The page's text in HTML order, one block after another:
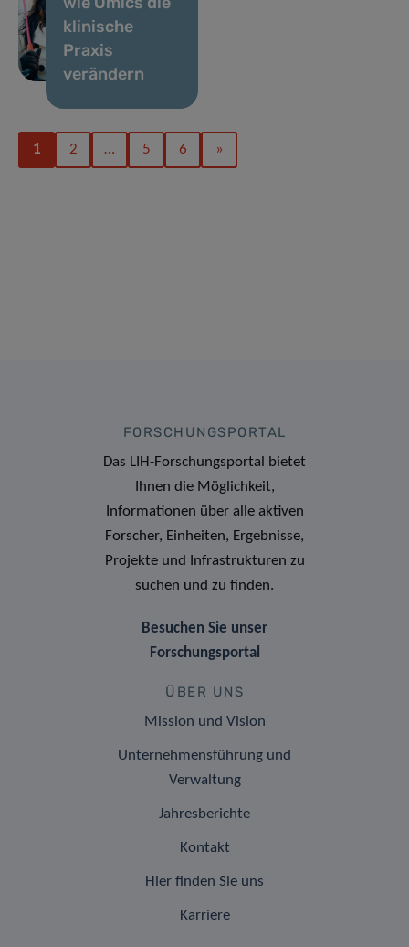
klinische
Praxis
verändern
1 2 … 5 6 »
FORSCHUNGSPORTAL
Das LIH-Forschungsportal bietet
Ihnen die Möglichkeit,
Informationen über alle aktiven
Forscher, Einheiten, Ergebnisse,
Projekte und Infrastrukturen zu
suchen und zu finden.
Besuchen Sie unser
Forschungsportal
ÜBER UNS
Mission und Vision
Unternehmensführung und
Verwaltung
Jahresberichte
Kontakt
Hier finden Sie uns
Karriere